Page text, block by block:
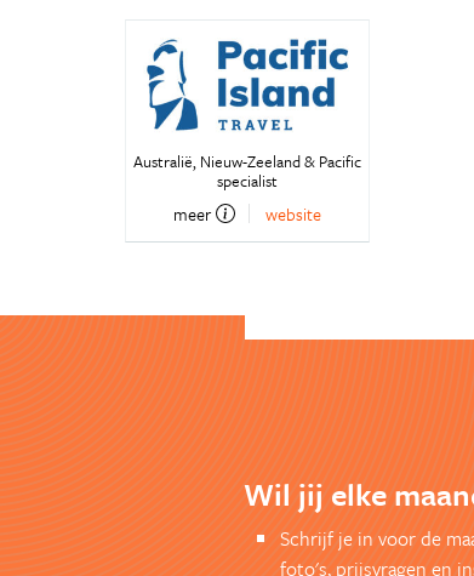
Australië, Nieuw-Zeeland & Pacific
specialist
meer website
Wil jij elke
Schrijf je in voor de
foto's, prijsvragen en